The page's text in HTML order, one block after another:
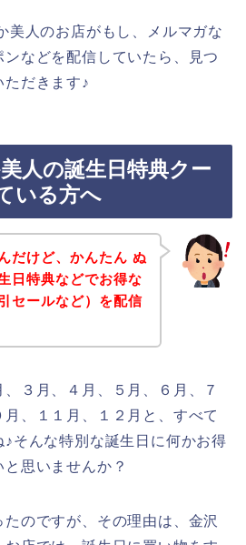
美人のお店がもし、メルマガな
などを配信していたら、見つ
ただきます♪
人の誕生日特典クー
いる方へ
だけど、かんたん ぬ
日特典などでお得な
セールなど）を配信
３月、４月、５月、６月、７
、１１月、１２月と、すべて
そんな特別な誕生日に何かお得
思いませんか？
のですが、その理由は、金沢